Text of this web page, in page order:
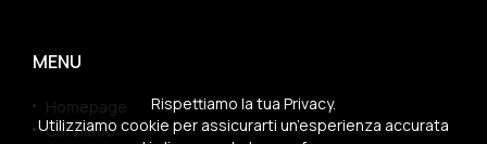
MENU
Homepage
Chi siamo
Rispettiamo la tua Privacy.
Utilizziamo cookie per assicurarti un’esperienza accurata